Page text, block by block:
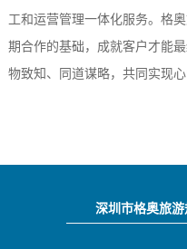
工和运营管理一体化服务。格
期合作的基础，成就客户才能
物致知、同道谋略，共同实现心
深圳市格奥旅